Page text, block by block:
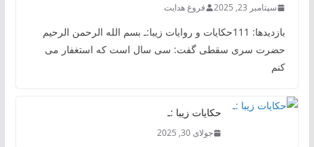
سپتامبر 23, 2025 فروغ هدایت
بازدیدها: 111حکایات و روایات زیبا:ـ بسم الله الرحمن الرحیم
حضرت سری سقطی گفت: سی سال است که استغفار می
کنم
حکایات زیبا :ـ
جولای 30, 2025